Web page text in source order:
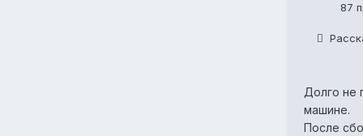
87
Долго не
машине.
После